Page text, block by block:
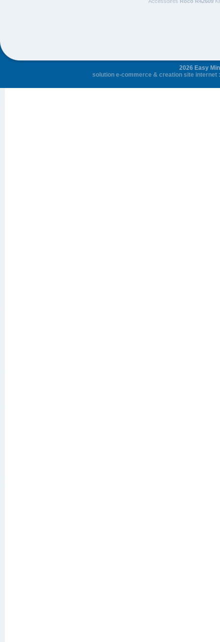
2026 Easy
solution e-commerce & creation site internet